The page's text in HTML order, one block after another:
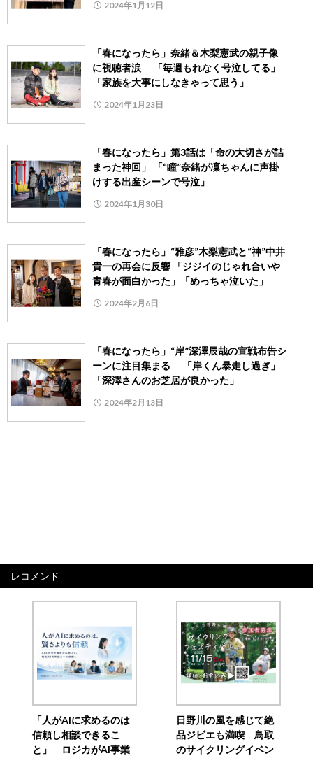
2024年1月12日
「春になったら」奈緒＆木梨憲武の親子像
に視聴者涙 「毎週もれなく号泣してる」
「家族を大事にしなきゃって思う」
2024年1月23日
「春になったら」第3話は「命の大切さが詰
まった神回」 「“瞳”奈緒が凜ちゃんに声掛
けする出産シーンで号泣」
2024年1月30日
「春になったら」“雅彦”木梨憲武と“神”中井
貴一の再会に反響 「ジジイのじゃれ合いや
青春が面白かった」「めっちゃ泣いた」
2024年2月6日
「春になったら」“岸”深澤辰哉の宣戦布告シ
ーンに注目集まる 「岸くん暴走し過ぎ」
「深澤さんのお芝居が良かった」
2024年2月13日
レコメンド
「人がAIに求めるのは
信頼し相談できるこ
と」 ロジカがAI事業
日野川の風を感じて絶
品ジビエも満喫 鳥取
のサイクリングイベン